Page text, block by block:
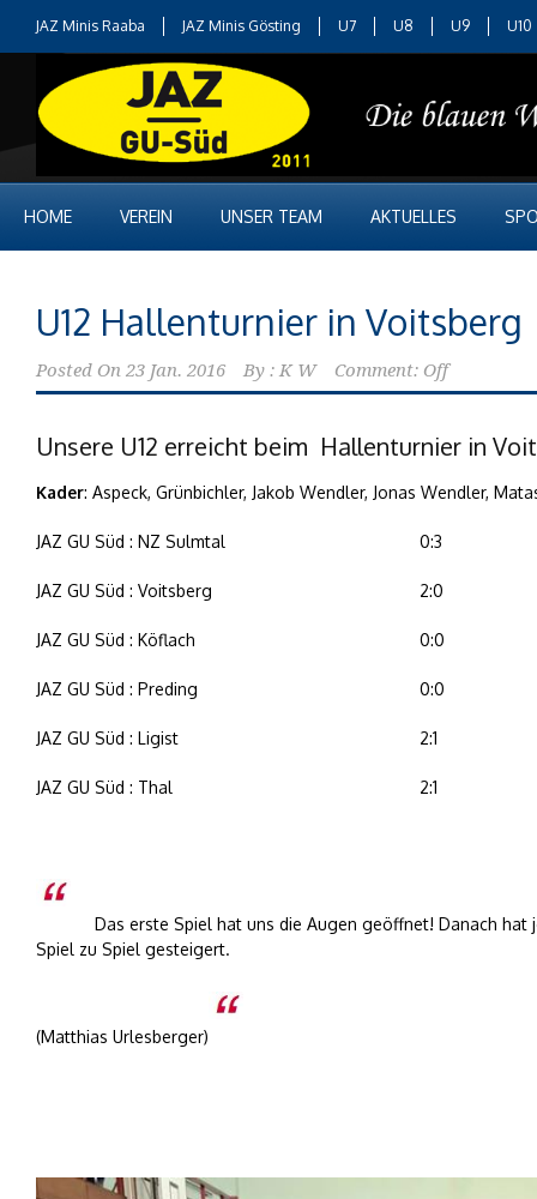
JAZ Minis Raaba JAZ Minis Gösting U7 U8 U9 U10
HOME VEREIN UNSER TEAM AKTUELLES
U12 Hallenturnier in Voitsberg
Posted On 23 Jan. 2016 By : K W Comment: Off
Unsere U12 erreicht beim Hallenturnier in
Kader: Aspeck, Grünbichler, Jakob Wendler, Jonas Wendler,
JAZ GU Süd : NZ Sulmtal 0:3
JAZ GU Süd : Voitsberg 2:0
JAZ GU Süd : Köflach 0:0
JAZ GU Süd : Preding 0:0
JAZ GU Süd : Ligist 2:1
JAZ GU Süd : Thal 2:1
Das erste Spiel hat uns die Augen geöffnet! Danach
Spiel zu Spiel gesteigert.
(Matthias Urlesberger)